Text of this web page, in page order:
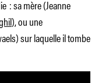
: sa mère (Jeanne
), ou une
sur laquelle il tombe